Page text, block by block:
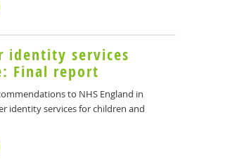
identity services
Final report
to NHS England in
identity services for children and